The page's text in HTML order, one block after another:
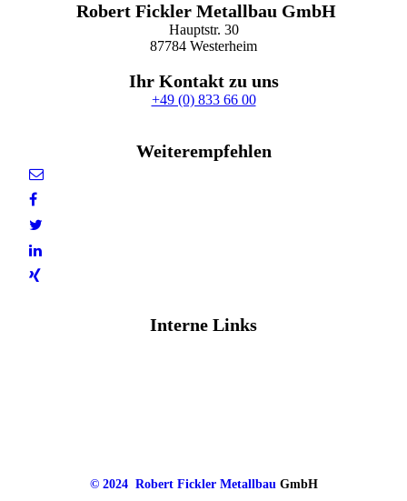
Robert Fickler Metallbau GmbH
Hauptstr. 30
87784 Westerheim
Ihr Kontakt zu uns
+49 (0) 833 66 00
Weiterempfehlen
Interne Links
© 2024 Robert Fickler MetallbauGmbH